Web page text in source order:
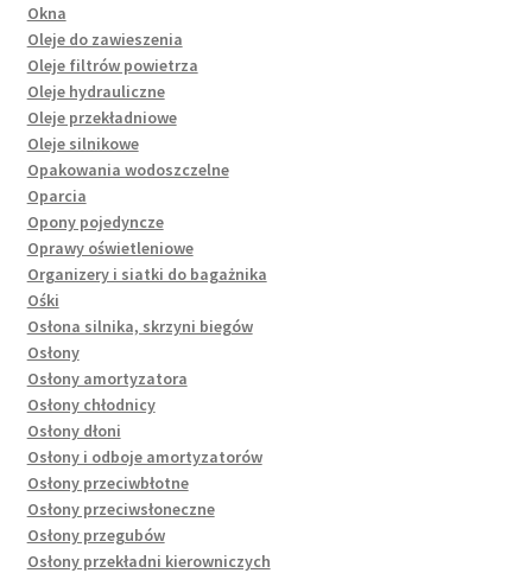
Okna
Oleje do zawieszenia
Oleje filtrów powietrza
Oleje hydrauliczne
Oleje przekładniowe
Oleje silnikowe
Opakowania wodoszczelne
Oparcia
Opony pojedyncze
Oprawy oświetleniowe
Organizery i siatki do bagażnika
Ośki
Osłona silnika, skrzyni biegów
Osłony
Osłony amortyzatora
Osłony chłodnicy
Osłony dłoni
Osłony i odboje amortyzatorów
Osłony przeciwbłotne
Osłony przeciwsłoneczne
Osłony przegubów
Osłony przekładni kierowniczych